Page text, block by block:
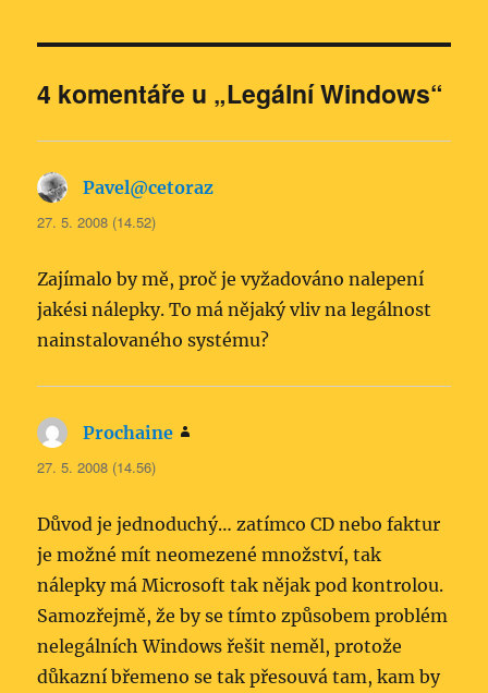
4 komentáře u „Legální Windows“
Pavel@cetoraz
27. 5. 2008 (14.52)
Zajímalo by mě, proč je vyžadováno nalepení
jakési nálepky. To má nějaký vliv na legálnost
nainstalovaného systému?
Prochaine
27. 5. 2008 (14.56)
Důvod je jednoduchý… zatímco CD nebo faktur
je možné mít neomezené množství, tak
nálepky má Microsoft tak nějak pod kontrolou.
Samozřejmě, že by se tímto způsobem problém
nelegálních Windows řešit neměl, protože
důkazní břemeno se tak přesouvá tam, kam by